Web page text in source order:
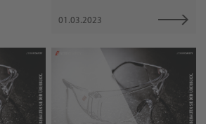
01.03.2023